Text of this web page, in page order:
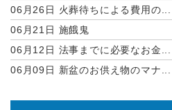
06月26日 火葬待ちによる費用の...
06月21日 施餓鬼
06月12日 法事までに必要なお金...
06月09日 新盆のお供え物のマナ...